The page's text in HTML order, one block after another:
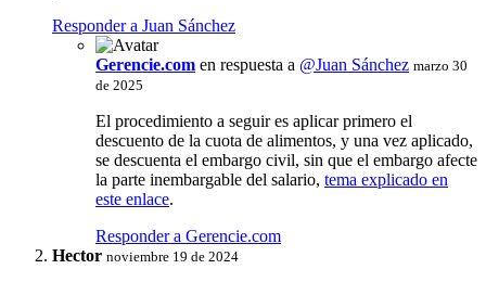
Responder a Juan Sánchez
Gerencie.com en respuesta a @Juan Sánchez marzo 30
de 2025
El procedimiento a seguir es aplicar primero el
descuento de la cuota de alimentos, y una vez aplicado,
se descuenta el embargo civil, sin que el embargo afecte
la parte inembargable del salario, tema explicado en
este enlace.
Responder a Gerencie.com
Hector noviembre 19 de 2024